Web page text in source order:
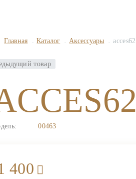
Главная Каталог Аксессуары acces62
товар
00463
400